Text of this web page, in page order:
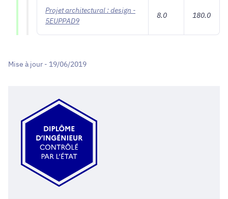
Projet architectural : design -
5EUPPAD9
8.0 180.0
Mise à jour - 19/06/2019